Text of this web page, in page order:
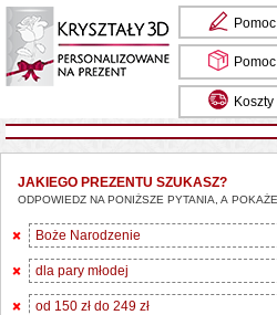
JAKIEGO PREZENTU SZUKASZ?
ODPOWIEDZ NA PONIŻSZE PYTANIA, A
Boże Narodzenie
dla pary młodej
od 150 zł do 249 zł